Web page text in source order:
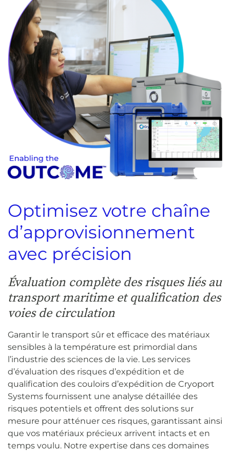
Optimisez votre chaîne
d’approvisionnement
avec précision
Évaluation complète des risques liés au
transport maritime et qualification des
voies de circulation
Garantir le transport sûr et efficace des matériaux
sensibles à la température est primordial dans
l’industrie des sciences de la vie. Les services
d’évaluation des risques d’expédition et de
qualification des couloirs d’expédition de Cryoport
Systems fournissent une analyse détaillée des
risques potentiels et offrent des solutions sur
mesure pour atténuer ces risques, garantissant ainsi
que vos matériaux précieux arrivent intacts et en
temps voulu. Notre expertise dans ces domaines